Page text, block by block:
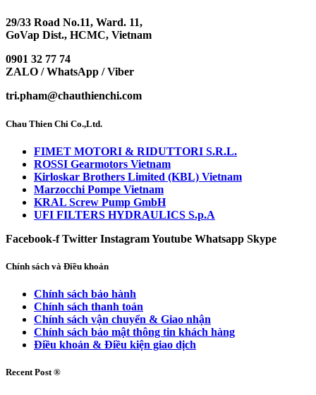
29/33 Road No.11, Ward. 11,
GoVap Dist., HCMC, Vietnam
0901 32 77 74
ZALO / WhatsApp / Viber
tri.pham@chauthienchi.com
Chau Thien Chi Co.,Ltd.
FIMET MOTORI & RIDUTTORI S.R.L.
ROSSI Gearmotors Vietnam
Kirloskar Brothers Limited (KBL) Vietnam
Marzocchi Pompe Vietnam
KRAL Screw Pump GmbH
UFI FILTERS HYDRAULICS S.p.A
Facebook-f Twitter InstagramYoutube Whatsapp Skype
Chính sách và Điều khoản
Chính sách bảo hành
Chính sách thanh toán
Chính sách vận chuyển & Giao nhận
Chính sách bảo mật thông tin khách hàng
Điều khoản & Điều kiện giao dịch
Recent Post ®